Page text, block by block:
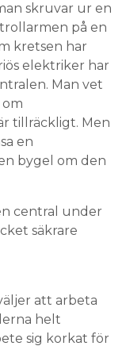
skruvar ur en
på en
kretsen har
elektriker har
Man vet
tillräckligt. Men
en
bygel om den
central under
säkrare
att arbeta
helt
sig korkat för